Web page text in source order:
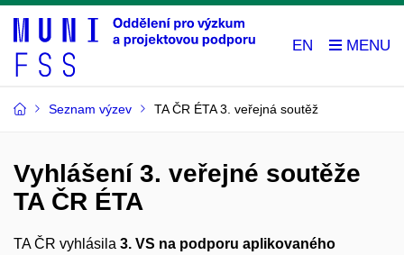
EN
Seznam výzev TA ČR ÉTA 3. veřejná soutěž
Vyhlášení 3. veřejné soutěže
TA ČR ÉTA
TA ČR vyhlásila 3. VS na podporu aplikovaného